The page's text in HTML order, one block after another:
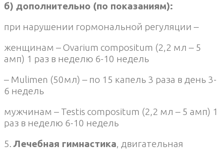
б) дополнительно (по показаниям):
при нарушении гормональной регуляции –
женщинам – Ovarium compositum (2,2 мл – 5
амп) 1 раз в неделю 6-10 недель
– Mulimen (50мл) – по 15 капель 3 раза в день 3-
6 недель
мужчинам – Testis compositum (2,2 мл – 5 амп) 1
раз в неделю 6-10 недель
5. Лечебная гимнастика, двигательная